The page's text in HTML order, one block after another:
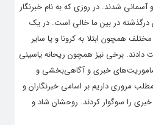
شدند. در روزی که به نام خبرنگار
درگذشته در بین ما خالی است. در یک
همچون ابتلا به کرونا و یا سایر
دادند. برخی نیز همچون ریحانه یاسینی
خبری و آگاهی‌بخشی و
مروری داریم بر اسامی خبرنگاران و
خبری را سوگوار کردند. روحشان شاد و